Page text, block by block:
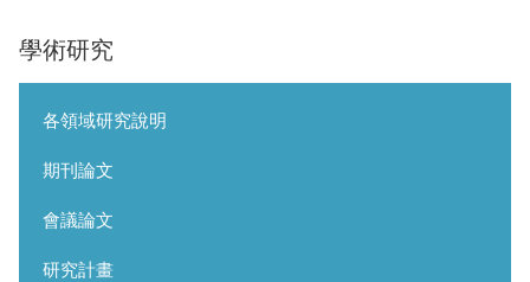
學術研究
各領域研究說明
期刊論文
會議論文
研究計畫